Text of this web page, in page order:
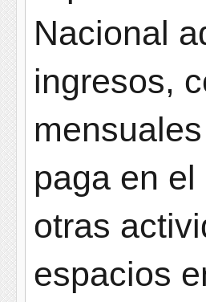
Nacional
ingresos,
paga en
otras
espacios